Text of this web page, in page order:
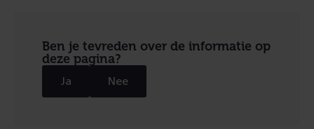
Ben je tevreden over de informatie op
deze pagina?
Ja Nee